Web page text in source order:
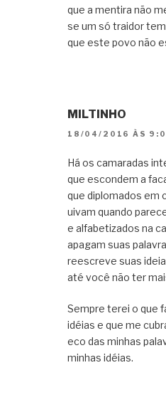
que a mentira não
se um só traidor
que este povo não
MILTINHO
18/04/2016 ÀS
Há os camaradas
que escondem a
que diplomados em
uivam quando
e alfabetizados na
apagam suas
reescreve suas
até você não ter
Sempre terei o que
idéias e que me
eco das minhas
minhas idéias.